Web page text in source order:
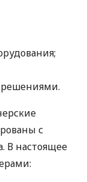
с
В настоящее